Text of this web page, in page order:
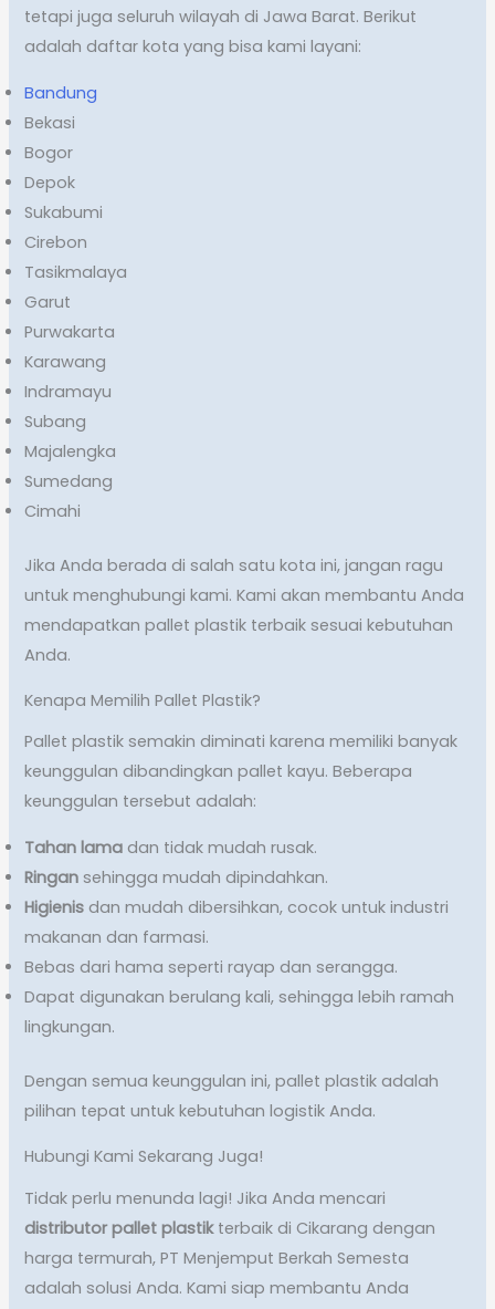
tetapi juga seluruh wilayah di Jawa Barat. Berikut
adalah daftar kota yang bisa kami layani:
Bandung
Bekasi
Bogor
Depok
Sukabumi
Cirebon
Tasikmalaya
Garut
Purwakarta
Karawang
Indramayu
Subang
Majalengka
Sumedang
Cimahi
Jika Anda berada di salah satu kota ini, jangan ragu
untuk menghubungi kami. Kami akan membantu Anda
mendapatkan pallet plastik terbaik sesuai kebutuhan
Anda.
Kenapa Memilih Pallet Plastik?
Pallet plastik semakin diminati karena memiliki banyak
keunggulan dibandingkan pallet kayu. Beberapa
keunggulan tersebut adalah:
Tahan lama dan tidak mudah rusak.
Ringan sehingga mudah dipindahkan.
Higienis dan mudah dibersihkan, cocok untuk industri
makanan dan farmasi.
Bebas dari hama seperti rayap dan serangga.
Dapat digunakan berulang kali, sehingga lebih ramah
lingkungan.
Dengan semua keunggulan ini, pallet plastik adalah
pilihan tepat untuk kebutuhan logistik Anda.
Hubungi Kami Sekarang Juga!
Tidak perlu menunda lagi! Jika Anda mencari
distributor pallet plastikterbaik di Cikarang dengan
harga termurah, PT Menjemput Berkah Semesta
adalah solusi Anda. Kami siap membantu Anda